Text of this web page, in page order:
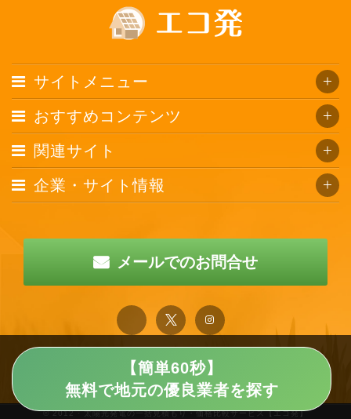
【簡単60秒】
無料で地元の優良業者を探す
サイトメニュー
おすすめコンテンツ
関連サイト
企業・サイト情報
メールでのお問合せ
© 2012 · 太陽光発電の一括見積もり・価格比較サービス【エコ発】